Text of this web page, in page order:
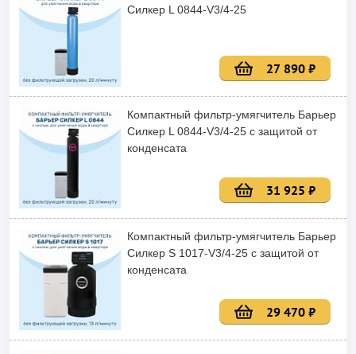
Силкер L 0844-V3/4-25
27 890 ₽
Компактный фильтр-умягчитель Барьер
Силкер L 0844-V3/4-25 с защитой от
конденсата
31 925 ₽
Компактный фильтр-умягчитель Барьер
Силкер S 1017-V3/4-25 с защитой от
конденсата
29 470 ₽